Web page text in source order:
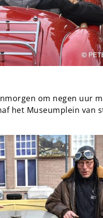
om negen uur
het Museumplein van